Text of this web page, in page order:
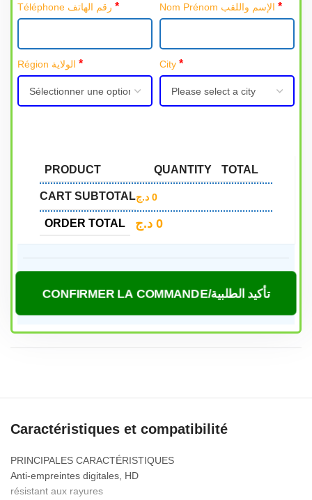
Téléphone رقم الهاتف* *
Région الولاية* City *
PRODUCT QUANTITY TOTAL
CART SUBTOTAL 0 د.ج
ORDER TOTAL 0 د.ج
CONFIRMER LA COMMANDE/تأكيد الطلبية
Caractéristiques et compatibilité
PRINCIPALES CARACTÉRISTIQUES
Anti-empreintes digitales, HD
résistant aux rayures